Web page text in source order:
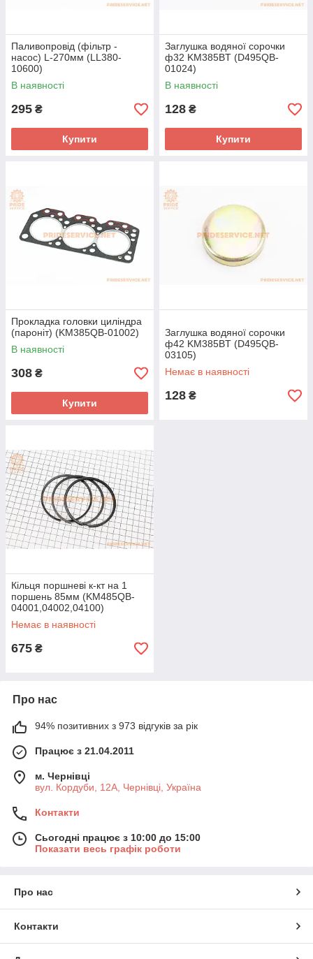
Паливопровід (фільтр -
насос) L-270мм (LL380-
10600)
В наявності
295 ₴
Купити
Заглушка водяної сорочки
ф32 KM385BT (D495QB-
01024)
В наявності
128 ₴
Купити
Прокладка головки циліндра
(пароніт) (KM385QB-01002)
В наявності
308 ₴
Купити
Заглушка водяної сорочки
ф42 KM385BT (D495QB-
03105)
Немає в наявності
128 ₴
Кільця поршневі к-кт на 1
поршень 85мм (KM485QB-
04001,04002,04100)
Немає в наявності
675 ₴
Про нас
94% позитивних з 973 відгуків за рік
Працює з 21.04.2011
м. Чернівці
вул. Кордуби, 12А, Чернівці, Україна
Контакти
Сьогодні працює з 10:00 до 15:00
Показати весь графік роботи
Про нас
Контакти